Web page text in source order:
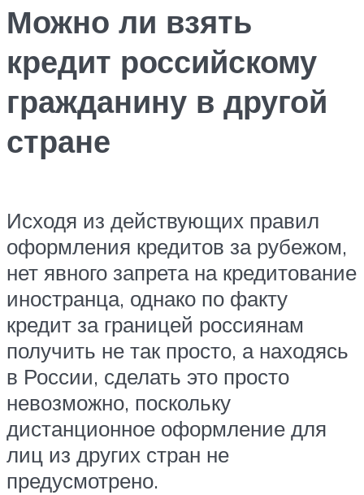
Можно ли взять
кредит российскому
гражданину в другой
стране
Исходя из действующих правил
оформления кредитов за рубежом,
нет явного запрета на кредитование
иностранца, однако по факту
кредит за границей россиянам
получить не так просто, а находясь
в России, сделать это просто
невозможно, поскольку
дистанционное оформление для
лиц из других стран не
предусмотрено.